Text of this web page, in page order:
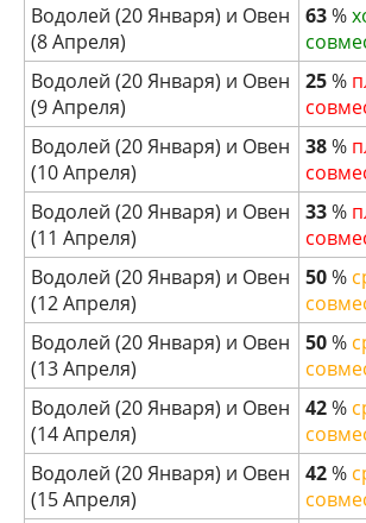
Водолей (20 Января) и Овен
(8 Апреля)
63%
Водолей (20 Января) и Овен
(9 Апреля)
25%
Водолей (20 Января) и Овен
(10 Апреля)
38%
Водолей (20 Января) и Овен
(11 Апреля)
33%
Водолей (20 Января) и Овен
(12 Апреля)
50%
Водолей (20 Января) и Овен
(13 Апреля)
50%
Водолей (20 Января) и Овен
(14 Апреля)
42%
Водолей (20 Января) и Овен
(15 Апреля)
42%